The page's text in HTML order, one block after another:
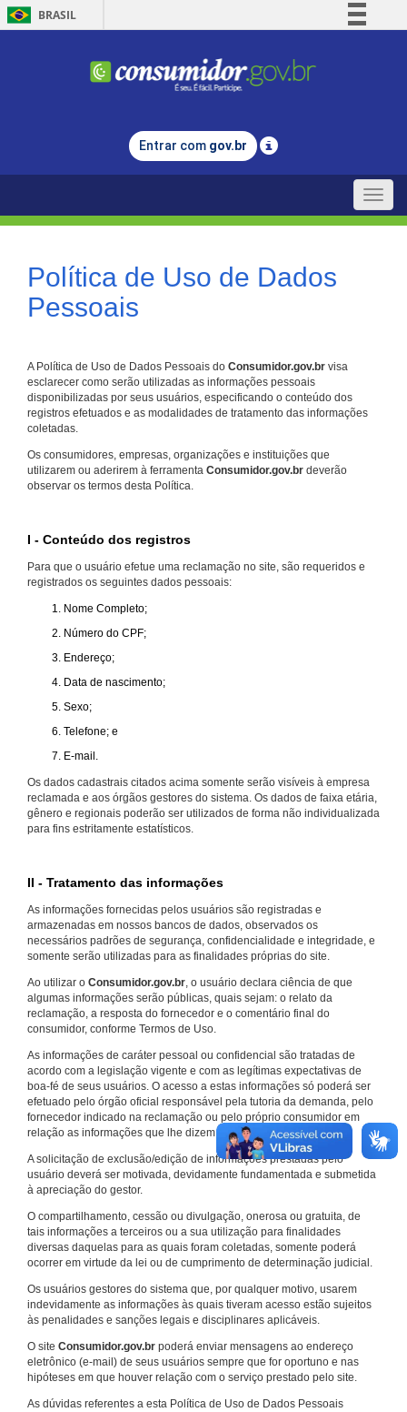
BRASIL
Comunica BR
Legislação
Entrar com gov.br
Toggle
Política de Uso de Dados
Pessoais
A Política de Uso de Dados Pessoais do Consumidor.gov.br visa
esclarecer como serão utilizadas as informações pessoais
disponibilizadas por seus usuários, especificando o conteúdo dos
registros efetuados e as modalidades de tratamento das informações
coletadas.
Os consumidores, empresas, organizações e instituições que
utilizarem ou aderirem à ferramenta Consumidor.gov.br deverão
observar os termos desta Política.
I - Conteúdo dos registros
Para que o usuário efetue uma reclamação no site, são requeridos e
registrados os seguintes dados pessoais:
Nome Completo;
Número do CPF;
Endereço;
Data de nascimento;
Sexo;
Telefone; e
E-mail.
Os dados cadastrais citados acima somente serão visíveis à empresa
reclamada e aos órgãos gestores do sistema. Os dados de faixa etária,
gênero e regionais poderão ser utilizados de forma não individualizada
para fins estritamente estatísticos.
II - Tratamento das informações
As informações fornecidas pelos usuários são registradas e
armazenadas em nossos bancos de dados, observados os
necessários padrões de segurança, confidencialidade e integridade, e
somente serão utilizadas para as finalidades próprias do site.
Ao utilizar o Consumidor.gov.br, o usuário declara ciência de que
algumas informações serão públicas, quais sejam: o relato da
reclamação, a resposta do fornecedor e o comentário final do
consumidor, conforme Termos de Uso.
As informações de caráter pessoal ou confidencial são tratadas de
acordo com a legislação vigente e com as legítimas expectativas de
boa-fé de seus usuários. O acesso a estas informações só poderá ser
efetuado pelo órgão oficial responsável pela tutoria da demanda, pelo
fornecedor indicado na reclamação ou pelo próprio consumidor em
relação as informações que lhe dizem respeito.
A solicitação de exclusão/edição de informações prestadas pelo
usuário deverá ser motivada, devidamente fundamentada e submetida
à apreciação do gestor.
O compartilhamento, cessão ou divulgação, onerosa ou gratuita, de
tais informações a terceiros ou a sua utilização para finalidades
diversas daquelas para as quais foram coletadas, somente poderá
ocorrer em virtude da lei ou de cumprimento de determinação judicial.
Os usuários gestores do sistema que, por qualquer motivo, usarem
indevidamente as informações às quais tiveram acesso estão sujeitos
às penalidades e sanções legais e disciplinares aplicáveis.
O site Consumidor.gov.br poderá enviar mensagens ao endereço
eletrônico (e-mail) de seus usuários sempre que for oportuno e nas
hipóteses em que houver relação com o serviço prestado pelo site.
As dúvidas referentes a esta Política de Uso de Dados Pessoais